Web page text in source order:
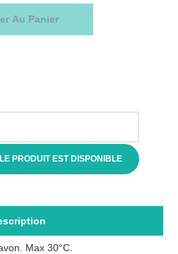
Au Panier
PRODUIT EST DISPONIBLE
Max 30°C.